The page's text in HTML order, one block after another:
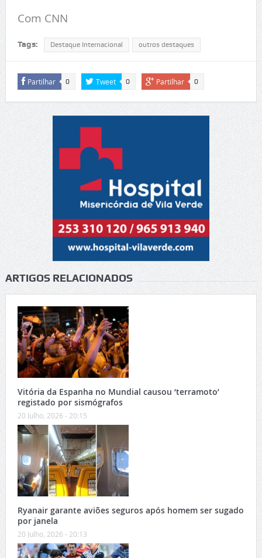
Com CNN
Tags: Destaque Internacional outros destaques
Partilhar 0 Tweet 0 Partilhar 0
ARTIGOS RELACIONADOS
Vitória da Espanha no Mundial causou ‘terramoto’
registado por sismógrafos
20 Julho, 2026 - 20:15
Ryanair garante aviões seguros após homem ser sugado
por janela
20 Julho, 2026 - 20:13